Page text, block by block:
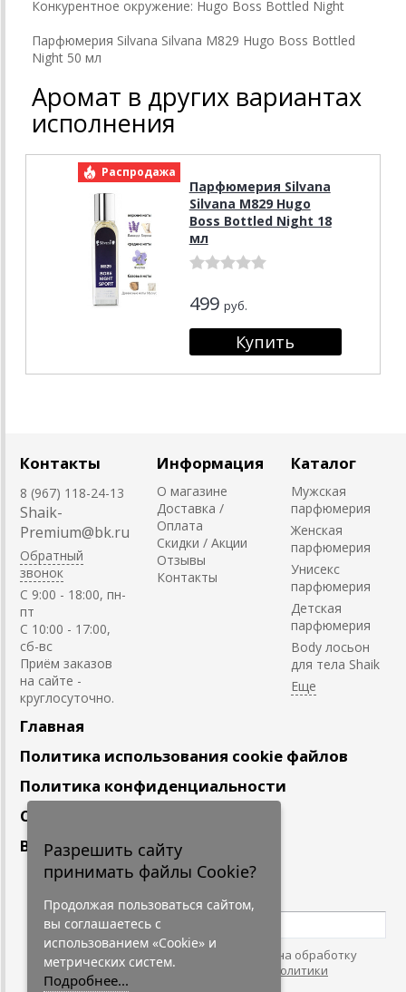
Конкурентное окружение: Hugo Boss Bottled Night
Парфюмерия Silvana Silvana M829 Hugo Boss Bottled
Night 50 мл
Аромат в других вариантах
исполнения
Распродажа
Парфюмерия Silvana
Silvana M829 Hugo
Boss Bottled Night 18
мл
499 руб.
Контакты
8 (967) 118-24-13
Shaik-
Premium@bk.ru
Обратный
звонок
C 9:00 - 18:00, пн-
пт
С 10:00 - 17:00,
сб-вс
Приём заказов
на сайте -
круглосуточно.
Информация
О магазине
Доставка /
Оплата
Скидки / Акции
Отзывы
Контакты
Каталог
Мужская
парфюмерия
Женская
парфюмерия
Унисекс
парфюмерия
Детская
парфюмерия
Body лосьон
для тела Shaik
Главная
Политика использования cookie файлов
Политика конфиденциальности
Сотрудничество
Вакансии
Подпишитесь
Нажимая на кнопку, я даю согласие на обработку
персональных данных. С условиями
"Политики
Конфидециальности"
Разрешить сайту
принимать файлы Cookie?
Продолжая пользоваться сайтом,
вы соглашаетесь с
использованием «Cookie» и
метрических систем.
Подробнее...